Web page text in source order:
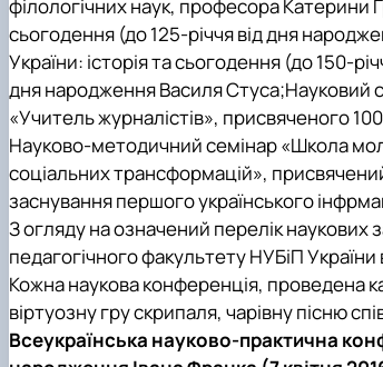
філологічних наук, професора Катерини
сьогодення (до 125-річчя від дня
України: історія та сьогодення (до 150-
дня народження Василя Стуса;Науковий
«Учитель журналістів», присвяченого
Науково-методичний семінар «Школа
соціальних трансформацій»,
заснування першого українського
З огляду на означений перелік наукових
педагогічного факультету НУБіП України
Кожна наукова конференція, проведена
віртуозну гру скрипаля, чарівну пісню
Всеукраїнська науково-практична